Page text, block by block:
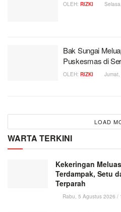
OLEH: RIZKI
Bak Sungai
Puskesmas di
OLEH: RIZKI
LOAD
WARTA TERKINI
Kekeringan
Terdampak, Setu
Terparah
Rabu, 5 Agustus 2026 /